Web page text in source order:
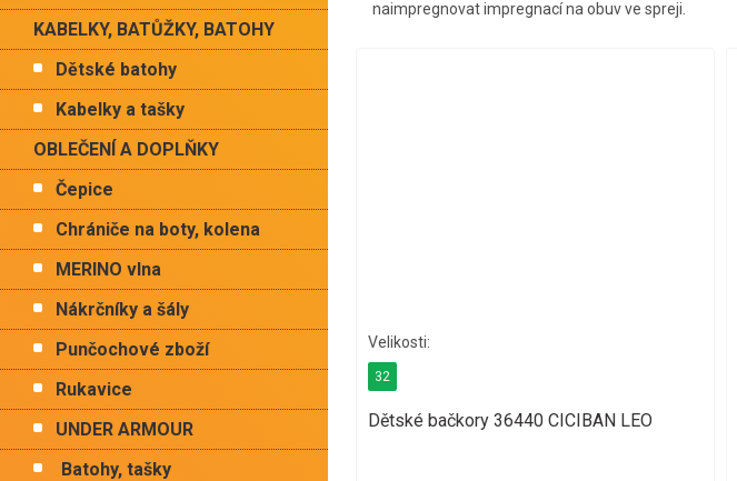
KABELKY, BATŮŽKY, BATOHY
Dětské batohy
Kabelky a tašky
OBLEČENÍ A DOPLŇKY
Čepice
Chrániče na boty, kolena
MERINO vlna
Nákrčníky a šály
Punčochové zboží
Rukavice
UNDER ARMOUR
Batohy, tašky
naimpregnovat impregnací na obuv ve spreji.
Dětské bačkory 36440 CICIBAN LEO
32